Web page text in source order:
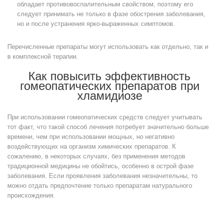
обладает противовоспалительным свойством, поэтому его
следует принимать не только в фазе обострения заболевания,
но и после устранения ярко-выраженных симптомов.
Перечисленные препараты могут использовать как отдельно, так и
в комплексной терапии.
Как повысить эффективность
гомеопатических препаратов при
хламидиозе
При использовании гомеопатических средств следует учитывать
тот факт, что такой способ лечения потребует значительно больше
времени, чем при использовании мощных, но негативно
воздействующих на организм химических препаратов. К
сожалению, в некоторых случаях, без применения методов
традиционной медицины не обойтись, особенно в острой фазе
заболевания. Если проявления заболевания незначительны, то
можно отдать предпочтение только препаратам натурального
происхождения.